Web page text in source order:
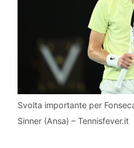
Svolta importante per
Sinner (Ansa) – Tennisfever.it